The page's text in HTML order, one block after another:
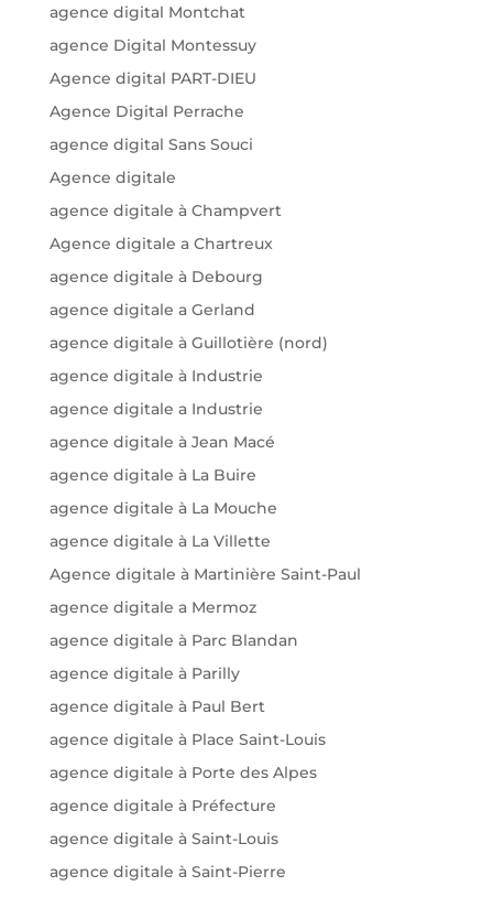
agence digital Montchat
agence Digital Montessuy
Agence digital PART-DIEU
Agence Digital Perrache
agence digital Sans Souci
Agence digitale
agence digitale à Champvert
Agence digitale a Chartreux
agence digitale à Debourg
agence digitale a Gerland
agence digitale à Guillotière (nord)
agence digitale à Industrie
agence digitale a Industrie
agence digitale à Jean Macé
agence digitale à La Buire
agence digitale à La Mouche
agence digitale à La Villette
Agence digitale à Martinière Saint-Paul
agence digitale a Mermoz
agence digitale à Parc Blandan
agence digitale à Parilly
agence digitale à Paul Bert
agence digitale à Place Saint-Louis
agence digitale à Porte des Alpes
agence digitale à Préfecture
agence digitale à Saint-Louis
agence digitale à Saint-Pierre